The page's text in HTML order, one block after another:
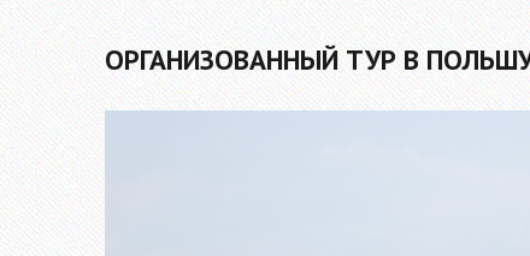
ОРГАНИЗОВАННЫЙ ТУР В